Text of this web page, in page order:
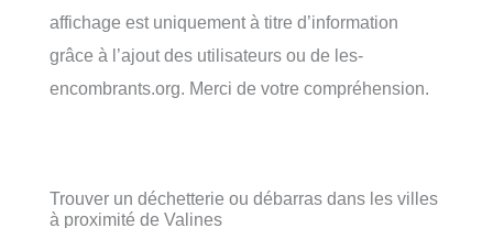
affichage est uniquement à titre d’information
grâce à l’ajout des utilisateurs ou de les-
encombrants.org. Merci de votre compréhension.
Trouver un déchetterie ou débarras dans les villes
à proximité de Valines